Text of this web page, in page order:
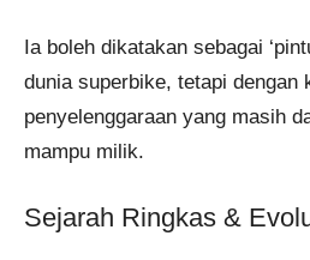
Ia boleh dikatakan sebagai
dunia superbike, tetapi dengan
penyelenggaraan yang masih
mampu milik.
Sejarah Ringkas &